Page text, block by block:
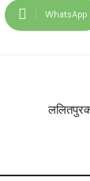
WhatsApp